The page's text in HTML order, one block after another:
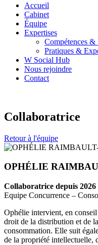
Accueil
Cabinet
Équipe
Expertises
Compétences &
Pratiques &
W Social Hub
Nous rejoindre
Contact
Collaboratrice
Retour à l'équipe
OPHÉLIE
Collaboratrice depuis 2026
Equipe Concurrence –
Ophélie intervient, en
droit de la distribution et de
consommation. Elle suit
de la propriété intellectuelle,